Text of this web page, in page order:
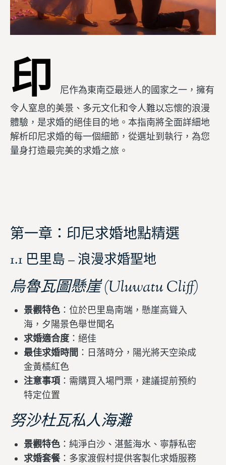
印
尼作為東南亞最迷人的國家之一，擁有
令人窒息的美景、多元文化和令人難以忘懷的浪漫
體驗，是求婚的絕佳目的地。本指南將全面詳細地
解析印尼求婚的每一個細節，從選址到執行，為您
量身打造最完美的求婚之旅。
第一章：印尼求婚地點精選
1.1 巴里島 – 浪漫求婚聖地
烏魯瓦圖懸崖 (Uluwatu Cliff)
景觀特色 ：位於巴里島南端，懸崖高聳入
海，夕陽景色舉世聞名
求婚適合度 ：絕佳
最佳求婚時間 ：日落時分，陽光將天空染成
金黃橘紅色
注意事項：需購買入場門票，建議提前預約
特定位置
努沙杜瓦私人海灘
景觀特色 ：純淨白沙、湛藍海水、寧靜私密
求婚套餐：多家渡假村提供客製化求婚服務